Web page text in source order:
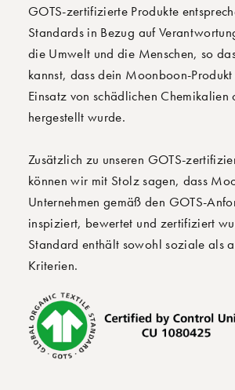
GOTS-zertifizierte Produkte
Standards in Bezug auf
die Umwelt und die Menschen, so
kannst, dass dein Moonboon-Produkt
Einsatz von schädlichen Chemikalien
hergestellt wurde.
Zusätzlich zu unseren GOTS-
können wir mit Stolz sagen, dass
Unternehmen gemäß den GOTS-
inspiziert, bewertet und zertifiziert
Standard enthält sowohl soziale als
Kriterien.